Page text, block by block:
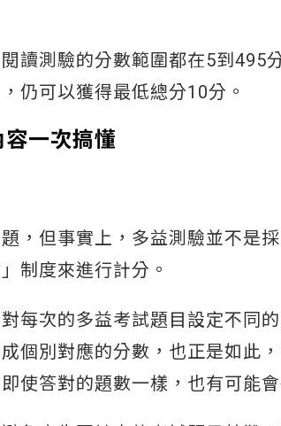
讀測驗的分數範圍都在5到495
仍可以獲得最低總分10分。
一次搞懂
，但事實上，多益測驗並不是
制度來進行計分。
每次的多益考試題目設定不同
個別對應的分數，也正是如此
使答對的題數一樣，也有可能